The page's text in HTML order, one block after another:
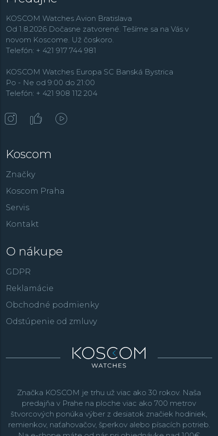
KOSCOM Watches Avion Bratislava
Od 1.8.2026 Dočasne zatvorené. Tešíme sa na Vás v
novom Koscome. Už čoskoro.
Telefón: + 421 917 744 981
KOSCOM Watches Europa SC Banská Bystrica
Po - Ne od 9:00 do 21:00
Telefón: + 421 908 112 204
Koscom
Značky
Koscom Praha
Servis
Kontakt
O nákupe
GDPR
Reklamácie
Obchodné podmienky
Odstúpenie od zmluvy
Značka KOSCOM je trhu už viac ako 30 rokov. Naša
predajňa v Prahe na ploche viac ako 700 metrov
štvorcových ponúka výber z desiatok značiek hodiniek,
remienkov, naťahovačov, šperkov alebo písacích potrieb.